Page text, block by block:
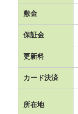
敷金
保証金
更新料
カード決済
所在地